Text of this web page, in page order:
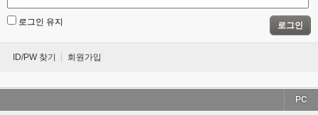
로그인 유지 로그인
ID/PW 찾기 회원가입
PC